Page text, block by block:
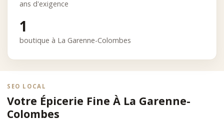
ans d'exigence
1
boutique à La Garenne-Colombes
SEO LOCAL
Votre Épicerie Fine À La Garenne-
Colombes